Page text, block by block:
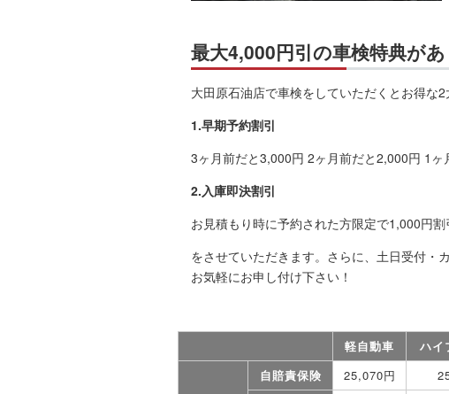
最大4,000円引の車検特典が
大田原石油店で車検をしていただくとお得な
1.早期予約割引
3ヶ月前だと3,000円 2ヶ月前だと2,000円 1ヶ
2.入庫即決割引
お見積もり時に予約された方限定で1,000円割
をさせていただきます。さらに、土日受付・
お気軽にお申し付け下さい！
軽自動車 ハイ
自賠責保険 25,070円